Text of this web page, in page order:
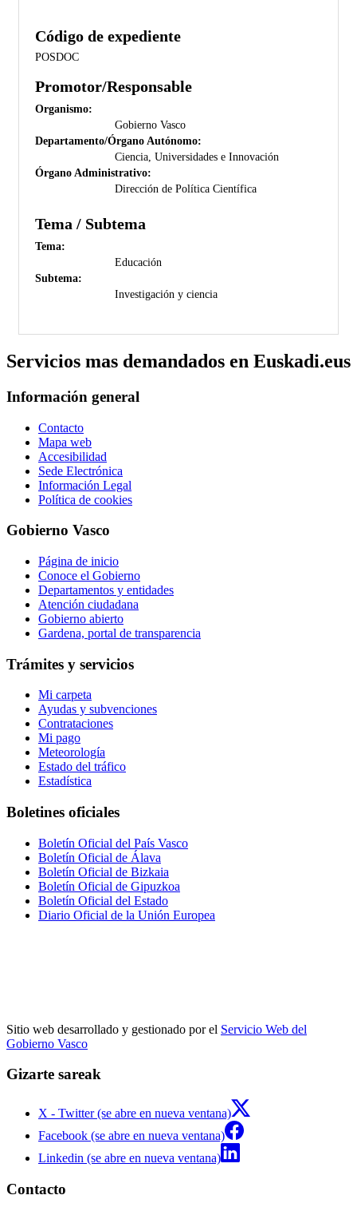
Código de expediente
POSDOC
Promotor/Responsable
Organismo:
Gobierno Vasco
Departamento/Órgano Autónomo:
Ciencia, Universidades e Innovación
Órgano Administrativo:
Dirección de Política Científica
Tema / Subtema
Tema:
Educación
Subtema:
Investigación y ciencia
Servicios mas demandados en Euskadi.eus
Información general
Contacto
Mapa web
Accesibilidad
Sede Electrónica
Información Legal
Política de cookies
Gobierno Vasco
Página de inicio
Conoce el Gobierno
Departamentos y entidades
Atención ciudadana
Gobierno abierto
Gardena, portal de transparencia
Trámites y servicios
Mi carpeta
Ayudas y subvenciones
Contrataciones
Mi pago
Meteorología
Estado del tráfico
Estadística
Boletines oficiales
Boletín Oficial del País Vasco
Boletín Oficial de Álava
Boletín Oficial de Bizkaia
Boletín Oficial de Gipuzkoa
Boletín Oficial del Estado
Diario Oficial de la Unión Europea
Sitio web desarrollado y gestionado por el Servicio Web del
Gobierno Vasco
Gizarte sareak
X - Twitter (se abre en nueva ventana)
Facebook (se abre en nueva ventana)
Linkedin (se abre en nueva ventana)
Contacto